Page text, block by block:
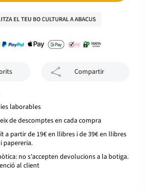
Compartir
laborables
de descomptes en cada compra
a partir de 19€ en llibres i de 39€ en llibres
papereria.
no s'accepten devolucions a la botiga.
al client